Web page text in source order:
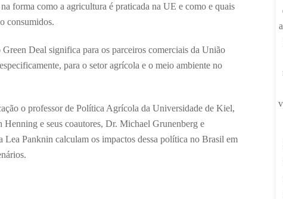
na forma como a agricultura é praticada na UE e como e quais
consumidos.
Green Deal significa para os parceiros comerciais da União
para o setor agrícola e o meio ambiente no
o professor de Política Agrícola da Universidade de Kiel,
Henning e seus coautores, Dr. Michael Grunenberg e
Lea Panknin calculam os impactos dessa política no Brasil em